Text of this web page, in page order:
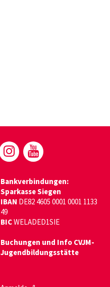
Bankverbindungen:
Sparkasse Siegen
IBAN DE82 4605 0001 0001 1133
49
BICWELADED1SIE
Buchungen und Info CVJM-
Jugendbildungsstätte